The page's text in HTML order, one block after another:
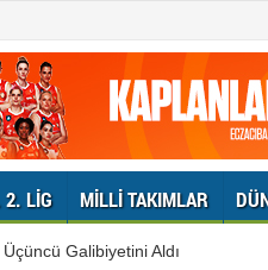
2. LIG MILLI TAKIMLAR
Üçüncü Galibiyetini Aldı